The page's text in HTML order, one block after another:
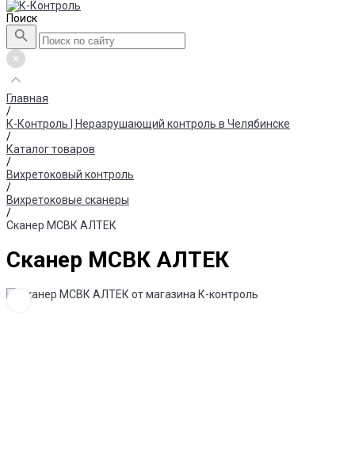
Поиск
Главная
/
К-Контроль | Неразрушающий контроль в Челябинске
/
Каталог товаров
/
Вихретоковый контроль
/
Вихретоковые сканеры
/
Сканер МСВК АЛТЕК
Сканер МСВК АЛТЕК